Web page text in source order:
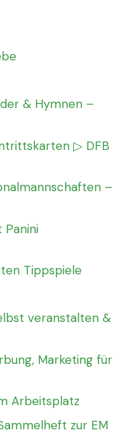
& Hymnen –
▷ DFB
–
Panini
Tippspiele
veranstalten &
Marketing für
Arbeitsplatz
zur EM